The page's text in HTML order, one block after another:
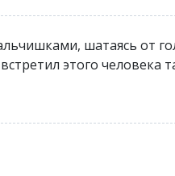
шатаясь от
этого человека